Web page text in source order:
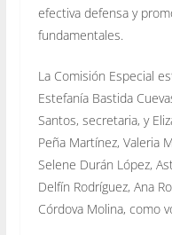
efectiva defensa y
fundamentales.
La Comisión Especial
Estefanía Bastida
Santos, secretaria, y
Peña Martínez, Valeria
Selene Durán López,
Delfín Rodríguez, Ana
Córdova Molina, como